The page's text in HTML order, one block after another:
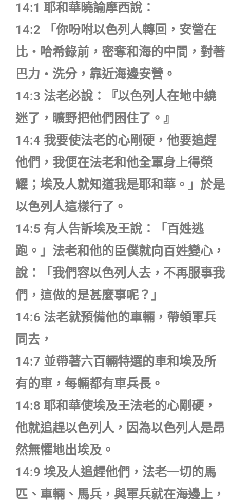
14:1 耶和華曉諭摩西說：
14:2 「你吩咐以色列人轉回，安營在
比‧哈希錄前，密奪和海的中間，對著
巴力‧洗分，靠近海邊安營。
14:3 法老必說：『以色列人在地中繞
迷了，曠野把他們困住了。』
14:4 我要使法老的心剛硬，他要追趕
他們，我便在法老和他全軍身上得榮
耀；埃及人就知道我是耶和華。」於是
以色列人這樣行了。
14:5 有人告訴埃及王說：「百姓逃
跑。」法老和他的臣僕就向百姓變心，
說：「我們容以色列人去，不再服事我
們，這做的是甚麼事呢？」
14:6 法老就預備他的車輛，帶領軍兵
同去，
14:7 並帶著六百輛特選的車和埃及所
有的車，每輛都有車兵長。
14:8 耶和華使埃及王法老的心剛硬，
他就追趕以色列人，因為以色列人是昂
然無懼地出埃及。
14:9 埃及人追趕他們，法老一切的馬
匹、車輛、馬兵，與軍兵就在海邊上，